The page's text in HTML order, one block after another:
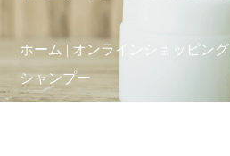
ホーム | オンラインショッピング
シャンプー